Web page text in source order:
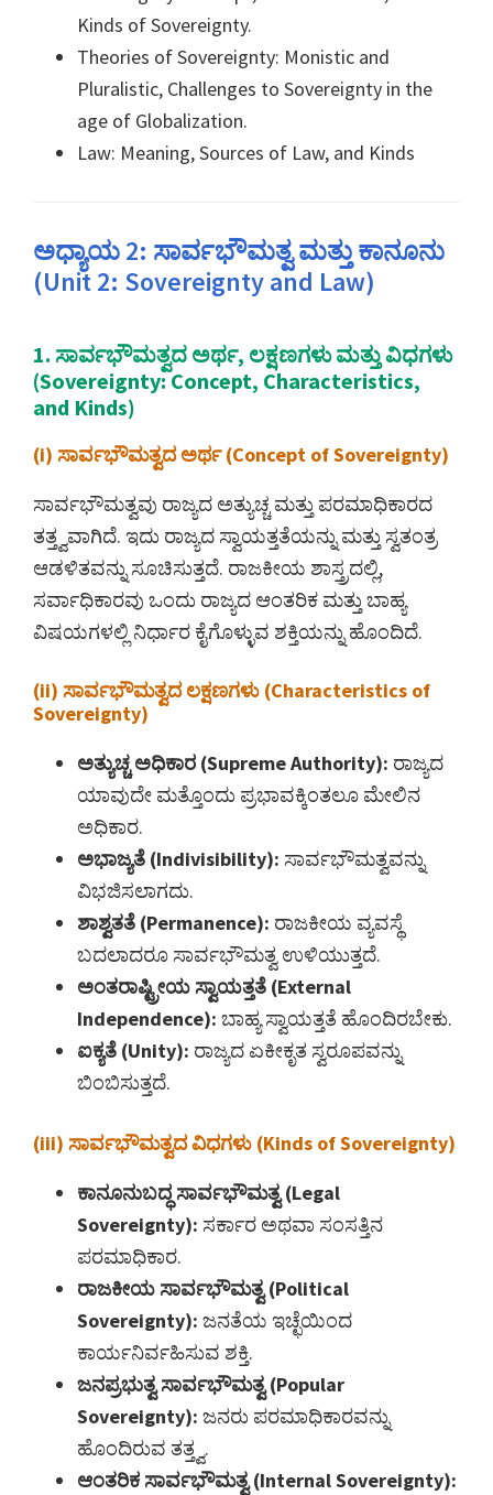
Kinds of Sovereignty.
Theories of Sovereignty: Monistic and
Pluralistic, Challenges to Sovereignty in the
age of Globalization.
Law: Meaning, Sources of Law, and Kinds
ಅಧ್ಯಾಯ 2: ಸಾರ್ವಭೌಮತ್ವ ಮತ್ತು ಕಾನೂನು
(Unit 2: Sovereignty and Law)
1. ಸಾರ್ವಭೌಮತ್ವದ ಅರ್ಥ, ಲಕ್ಷಣಗಳು ಮತ್ತು ವಿಧಗಳು
(Sovereignty: Concept, Characteristics,
and Kinds)
(i) ಸಾರ್ವಭೌಮತ್ವದ ಅರ್ಥ (Concept of Sovereignty)
ಸಾರ್ವಭೌಮತ್ವವು ರಾಜ್ಯದ ಅತ್ಯುಚ್ಚ ಮತ್ತು ಪರಮಾಧಿಕಾರದ
ತತ್ತ್ವವಾಗಿದೆ. ಇದು ರಾಜ್ಯದ ಸ್ವಾಯತ್ತತೆಯನ್ನು ಮತ್ತು ಸ್ವತಂತ್ರ
ಆಡಳಿತವನ್ನು ಸೂಚಿಸುತ್ತದೆ. ರಾಜಕೀಯ ಶಾಸ್ತ್ರದಲ್ಲಿ,
ಸರ್ವಾಧಿಕಾರವು ಒಂದು ರಾಜ್ಯದ ಆಂತರಿಕ ಮತ್ತು ಬಾಹ್ಯ
ವಿಷಯಗಳಲ್ಲಿ ನಿರ್ಧಾರ ಕೈಗೊಳ್ಳುವ ಶಕ್ತಿಯನ್ನು ಹೊಂದಿದೆ.
(ii) ಸಾರ್ವಭೌಮತ್ವದ ಲಕ್ಷಣಗಳು (Characteristics of
Sovereignty)
ಅತ್ಯುಚ್ಚ ಅಧಿಕಾರ (Supreme Authority): ರಾಜ್ಯದ
ಯಾವುದೇ ಮತ್ತೊಂದು ಪ್ರಭಾವಕ್ಕಿಂತಲೂ ಮೇಲಿನ
ಅಧಿಕಾರ.
ಅಭಾಜ್ಯತೆ (Indivisibility): ಸಾರ್ವಭೌಮತ್ವವನ್ನು
ವಿಭಜಿಸಲಾಗದು.
ಶಾಶ್ವತತೆ (Permanence): ರಾಜಕೀಯ ವ್ಯವಸ್ಥೆ
ಬದಲಾದರೂ ಸಾರ್ವಭೌಮತ್ವ ಉಳಿಯುತ್ತದೆ.
ಅಂತರಾಷ್ಟ್ರೀಯ ಸ್ವಾಯತ್ತತೆ (External
Independence): ಬಾಹ್ಯ ಸ್ವಾಯತ್ತತೆ ಹೊಂದಿರಬೇಕು.
ಐಕ್ಯತೆ (Unity): ರಾಜ್ಯದ ಏಕೀಕೃತ ಸ್ವರೂಪವನ್ನು
ಬಿಂಬಿಸುತ್ತದೆ.
(iii) ಸಾರ್ವಭೌಮತ್ವದ ವಿಧಗಳು (Kinds of Sovereignty)
ಕಾನೂನುಬದ್ಧ ಸಾರ್ವಭೌಮತ್ವ (Legal
Sovereignty): ಸರ್ಕಾರ ಅಥವಾ ಸಂಸತ್ತಿನ
ಪರಮಾಧಿಕಾರ.
ರಾಜಕೀಯ ಸಾರ್ವಭೌಮತ್ವ (Political
Sovereignty): ಜನತೆಯ ಇಚ್ಛೆಯಿಂದ
ಕಾರ್ಯನಿರ್ವಹಿಸುವ ಶಕ್ತಿ.
ಜನಪ್ರಭುತ್ವ ಸಾರ್ವಭೌಮತ್ವ (Popular
Sovereignty): ಜನರು ಪರಮಾಧಿಕಾರವನ್ನು
ಹೊಂದಿರುವ ತತ್ತ್ವ.
ಆಂತರಿಕ ಸಾರ್ವಭೌಮತ್ವ (Internal Sovereignty):